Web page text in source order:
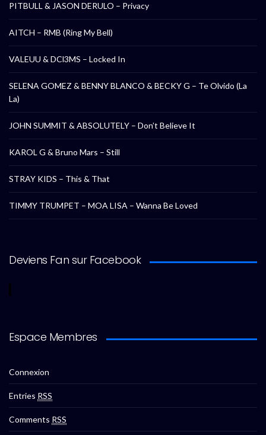
PITBULL & JASON DERULO – Privacy
AITCH – RMB (Ring My Bell)
VALEUU & DCl3MS – Locked In
SELENA GOMEZ & BENNY BLANCO & BECKY G – Te Olvido (La
La)
JOHN SUMMIT & ABSOLUTELY – Don’t Believe It
KAROL G & Bruno Mars – Still
STRAY KIDS – This & That
TIMMY TRUMPET – MOA LISA – Wanna Be Loved
Deviens Fan sur Facebook
Espace Membres
Connexion
Entries RSS
Comments RSS